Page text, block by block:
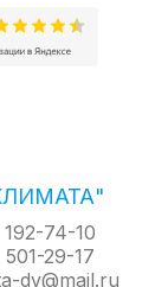
перегрев
один
74-10
29-17
dv@mail.ru